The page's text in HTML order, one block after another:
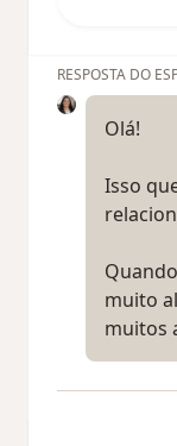
RESPOSTA DO
Olá!
Isso
muito
muitos